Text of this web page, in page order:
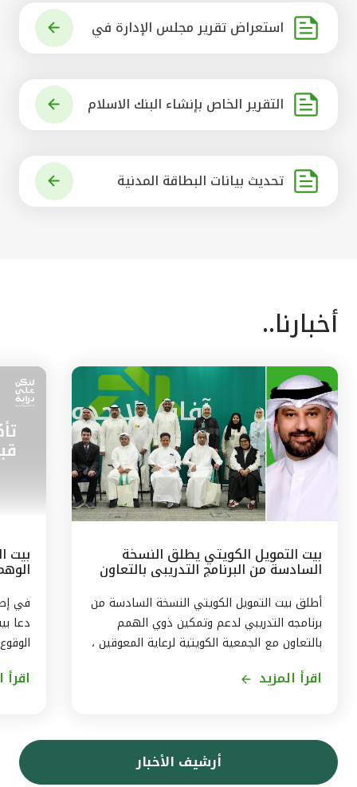
استعراض تقرير مجلس الإدارة في
التقرير الخاص بإنشاء البنك الاسلام
تحديث بيانات البطاقة المدنية
أخبارنا..
بيت التمويل الكويتي يطلق النسخة
السادسة من البرنامج التدريبي بالتعاون
مع الجمعيّة الكويتيّة لرعاية المعوقين
أطلق بيت التمويل الكويتي النسخة السادسة من
برنامجه التدريبي لدعم وتمكين ذوي الهمم
بالتعاون مع الجمعية الكويتية لرعاية المعوقين ،
الموارد البشريّة لمجموعة بيت التمويل الكويتي
بالتكليف ، أحمد حمد الحمّاد ، ان البرنامج
التدريبى الذى يشمل 11 متدربا ، يأتى في إطار
اقرأ المزيد
بيت
دعا
حجز
بأن
اقرأ
أرشيف الأخبار